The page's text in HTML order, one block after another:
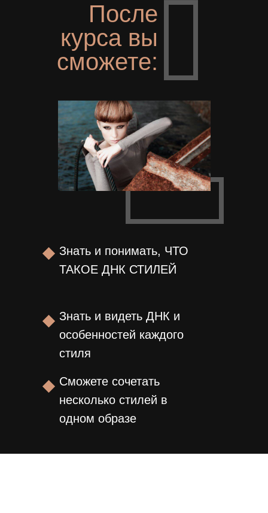
После
курса вы
сможете:
Знать и видеть ДНК и
особенностей каждого
стиля
Знать и понимать, ЧТО
ТАКОЕ ДНК СТИЛЕЙ
Сможете сочетать
несколько стилей в
одном образе